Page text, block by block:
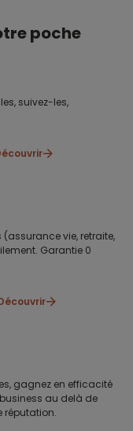
poche
suivez-les,
vie, retraite,
Garantie 0
gagnez en efficacité
au delà de
réputation.